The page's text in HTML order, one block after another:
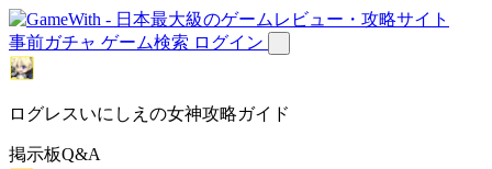
事前ガチャ ゲーム検索 ログイン
ログレスいにしえの女神攻略ガイド
掲示板Q&A